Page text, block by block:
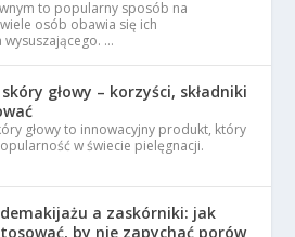
to popularny sposób na
osób obawia się ich
wysuszającego. …
głowy – korzyści, składniki
głowy to innowacyjny produkt, który
w świecie pielęgnacji.
a zaskórniki: jak
by nie zapychać porów